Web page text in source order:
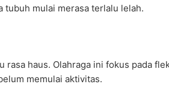
tubuh mulai merasa terlalu lelah.
haus. Olahraga ini fokus pada
memulai aktivitas.